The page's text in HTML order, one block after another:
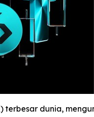
terbesar dunia,